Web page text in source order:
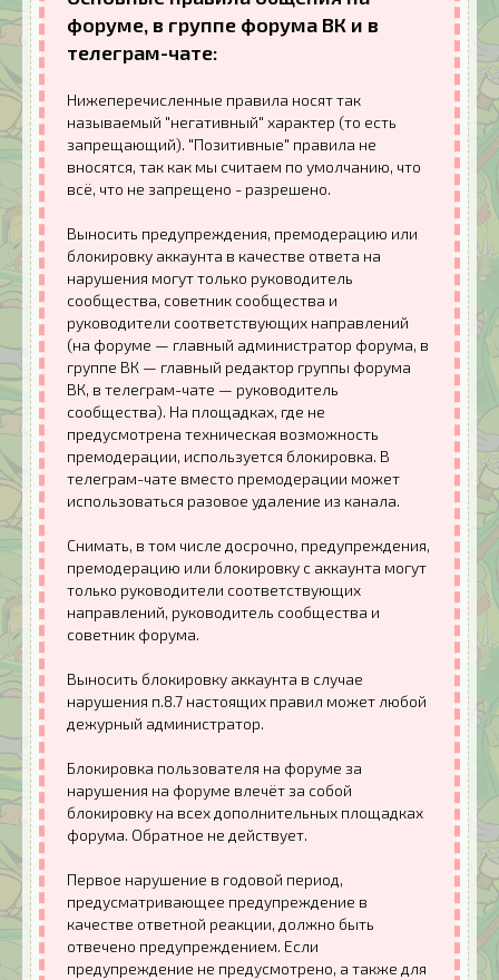
форуме, в группе форума ВК и в
телеграм-чате:
Нижеперечисленные правила носят так
называемый "негативный" характер (то есть
запрещающий). "Позитивные" правила не
вносятся, так как мы считаем по умолчанию, что
всё, что не запрещено - разрешено.
Выносить предупреждения, премодерацию или
блокировку аккаунта в качестве ответа на
нарушения могут только руководитель
сообщества, советник сообщества и
руководители соответствующих направлений
(на форуме — главный администратор форума, в
группе ВК — главный редактор группы форума
ВК, в телеграм-чате — руководитель
сообщества). На площадках, где не
предусмотрена техническая возможность
премодерации, используется блокировка. В
телеграм-чате вместо премодерации может
использоваться разовое удаление из канала.
Снимать, в том числе досрочно, предупреждения,
премодерацию или блокировку с аккаунта могут
только руководители соответствующих
направлений, руководитель сообщества и
советник форума.
Выносить блокировку аккаунта в случае
нарушения п.8.7 настоящих правил может любой
дежурный администратор.
Блокировка пользователя на форуме за
нарушения на форуме влечёт за собой
блокировку на всех дополнительных площадках
форума. Обратное не действует.
Первое нарушение в годовой период,
предусматривающее предупреждение в
качестве ответной реакции, должно быть
отвечено предупреждением. Если
предупреждение не предусмотрено, а также для